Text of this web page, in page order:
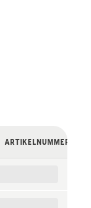
ARTIKELNUMMER